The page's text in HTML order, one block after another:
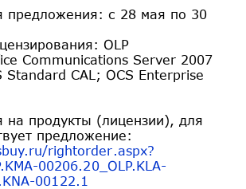
предложения: с 28 мая по 30
OLP
Communications Server 2007
Standard CAL; OCS Enterprise
на продукты (лицензии), для
предложение:
rightorder.aspx?
00206.20_OLP.KLA-
001 22.1